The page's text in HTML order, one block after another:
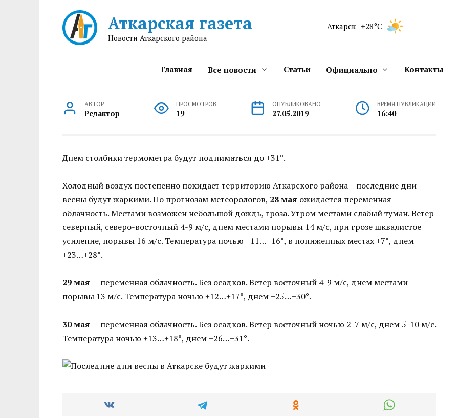
Аткарская газета
Новости Аткарского района
Аткарск +28°C
Главная Все новости Статьи Официально Контакты
АВТОР
Редактор
ПРОСМОТРОВ
19
ОПУБЛИКОВАНО
27.05.2019
ВРЕМЯ ПУБЛИКАЦИИ
16:40
Днем столбики термометра будут подниматься до +31°.
Холодный воздух постепенно покидает территорию Аткарского района – последние дни
весны будут жаркими. По прогнозам метеорологов, 28 мая ожидается переменная
облачность. Местами возможен небольшой дождь, гроза. Утром местами слабый туман. Ветер
северный, северо-восточный 4-9 м/с, днем местами порывы 14 м/с, при грозе шквалистое
усиление, порывы 16 м/с. Температура ночью +11…+16°, в пониженных местах +7°, днем
+23…+28°.
29 мая — переменная облачность. Без осадков. Ветер восточный 4-9 м/с, днем местами
порывы 13 м/с. Температура ночью +12…+17°, днем +25…+30°.
30 мая — переменная облачность. Без осадков. Ветер восточный ночью 2-7 м/с, днем 5-10 м/с.
Температура ночью +13…+18°, днем +26…+31°.